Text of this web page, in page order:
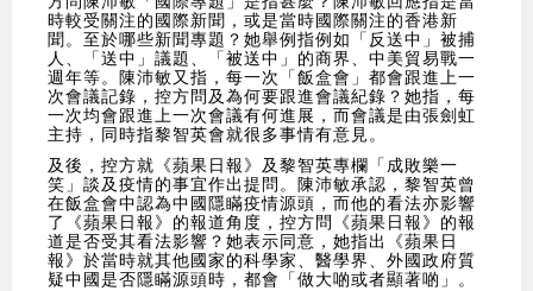
時較受關注的國際新聞，或是當時國際關注的香港新
聞。至於哪些新聞專題？她舉例指例如「反送中」被捕
人、「送中」議題、「被送中」的商界、中美貿易戰一
週年等。陳沛敏又指，每一次「飯盒會」都會跟進上一
次會議記錄，控方問及為何要跟進會議紀錄？她指，每
一次均會跟進上一次會議有何進展，而會議是由張劍虹
主持，同時指黎智英會就很多事情有意見。
及後，控方就《蘋果日報》及黎智英專欄「成敗樂一
笑」談及疫情的事宜作出提問。陳沛敏承認，黎智英曾
在飯盒會中認為中國隱瞞疫情源頭，而他的看法亦影響
了《蘋果日報》的報道角度，控方問《蘋果日報》的報
道是否受其看法影響？她表示同意，她指出《蘋果日
報》於當時就其他國家的科學家、醫學界、外國政府質
疑中國是否隱瞞源頭時，都會「做大啲或者顯著啲」。